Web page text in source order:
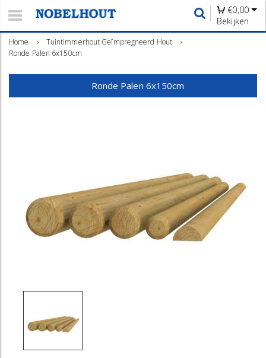
€0,00
Bekijken
Home › Tuintimmerhout Geïmpregneerd Hout
›
Ronde Palen 6x150cm
Ronde Palen 6x150cm